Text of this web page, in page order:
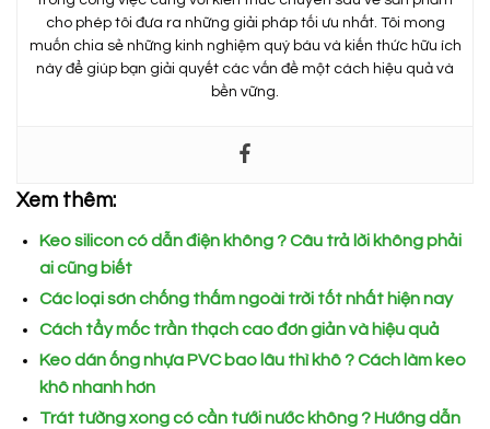
cho phép tôi đưa ra những giải pháp tối ưu nhất. Tôi mong
muốn chia sẻ những kinh nghiệm quý báu và kiến thức hữu ích
này để giúp bạn giải quyết các vấn đề một cách hiệu quả và
bền vững.
Xem thêm:
Keo silicon có dẫn điện không ? Câu trả lời không phải
ai cũng biết
Các loại sơn chống thấm ngoài trời tốt nhất hiện nay
Cách tẩy mốc trần thạch cao đơn giản và hiệu quả
Keo dán ống nhựa PVC bao lâu thì khô ? Cách làm keo
khô nhanh hơn
Trát tường xong có cần tưới nước không ? Hướng dẫn